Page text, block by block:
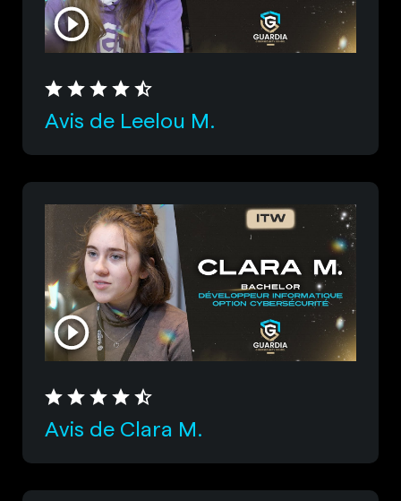
Avis de Leelou M.
Avis de Clara M.